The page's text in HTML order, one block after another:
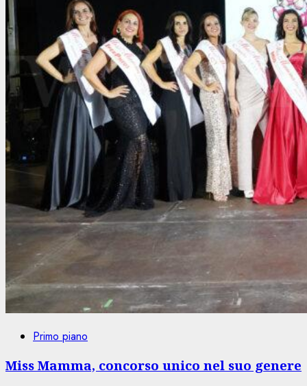
Primo piano
Miss Mamma, concorso unico nel suo genere